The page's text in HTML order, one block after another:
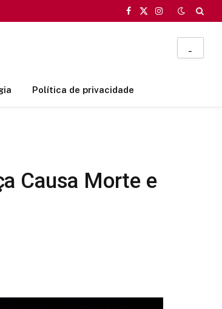
Facebook
X
Instagram
Política de privacidade
Causa Morte e